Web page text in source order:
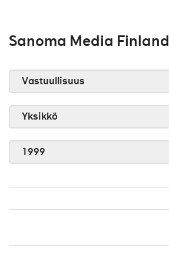
Sanoma Media Finland
Vastuullisuus
Yksikkö
1999